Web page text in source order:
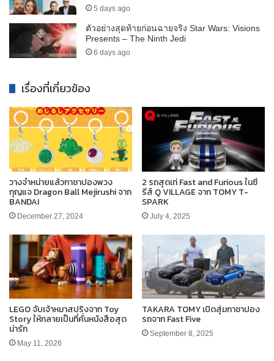
5 days ago
ตัวอย่างสุดท้ายก่อนฉายจริง Star Wars: Visions
Presents – The Ninth Jedi
6 days ago
เรื่องที่เกี่ยวข้อง
วางจำหน่ายแล้วกาชาปองพวง
กุญแจ Dragon Ball Mejirushi จาก
BANDAI
December 27, 2024
2 รถสุดเท่ Fast and Furious ในซี
รีส์ Q VILLAGE จาก TOMY T-
SPARK
July 4, 2025
LEGO จับเจ้าหมาสปริงจาก Toy
Story ให้กลายเป็นที่คั่นหนังสือสุด
น่ารัก
May 11, 2026
TAKARA TOMY เปิดสุ่มกาชาปอง
รถจาก Fast Five
September 8, 2025